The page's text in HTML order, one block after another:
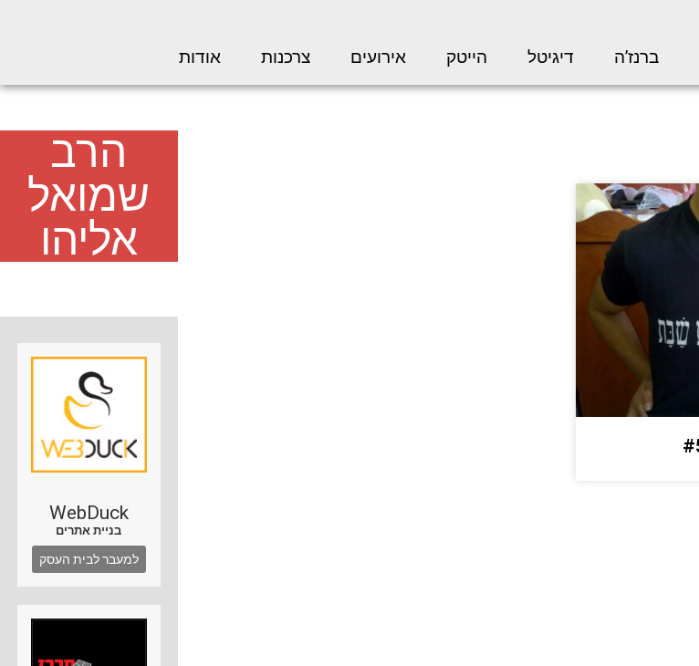
ברנז’ה דיגיטל הייטק אירועים צרכנות אודות
הרב
שמואל
אליהו
WebDuck
בניית אתרים
למעבר לבית העסק